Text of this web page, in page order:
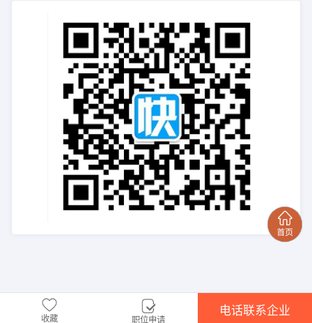
收藏 职位申请
电话联系企业